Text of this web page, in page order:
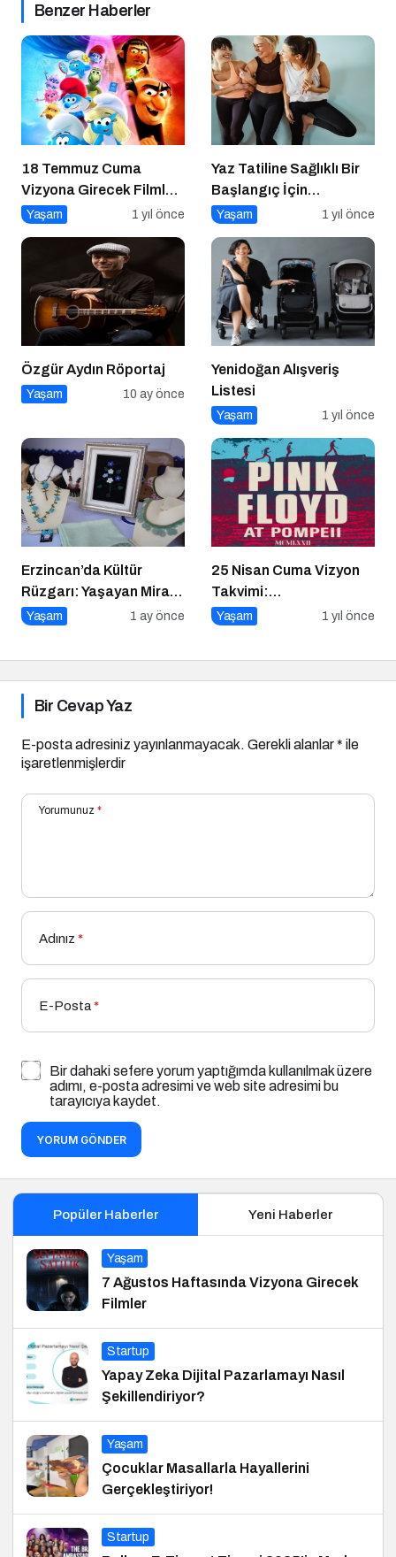
Benzer Haberler
18 Temmuz Cuma
Vizyona Girecek Filmler
Belli Oldu
Yaşam 1 yıl önce
Yaz Tatiline Sağlıklı Bir
Başlangıç İçin
Beslenme
Yaşam 1 yıl önce
Özgür Aydın Röportaj
Yaşam 10 ay önce
Yenidoğan Alışveriş
Listesi
Yaşam 1 yıl önce
Erzincan’da Kültür
Rüzgarı: Yaşayan Miras
Şöleni Şehre İz Bıraktı
Yaşam 1 ay önce
25 Nisan Cuma Vizyon
Takvimi:
Sinemaseverleri
Yaşam 1 yıl önce
Bir Cevap Yaz
E-posta adresiniz yayınlanmayacak. Gerekli alanlar* ile
işaretlenmişlerdir
Yorumunuz *
Adınız *
E-Posta*
Bir dahaki sefere yorum yaptığımda kullanılmak üzere
adımı, e-posta adresimi ve web site adresimi bu
tarayıcıya kaydet.
YORUM GÖNDER
Popüler Haberler Yeni Haberler
Yaşam
7 Ağustos Haftasında Vizyona Girecek
Filmler
Startup
Yapay Zeka Dijital Pazarlamayı Nasıl
Şekillendiriyor?
Yaşam
Çocuklar Masallarla Hayallerini
Gerçekleştiriyor!
Startup